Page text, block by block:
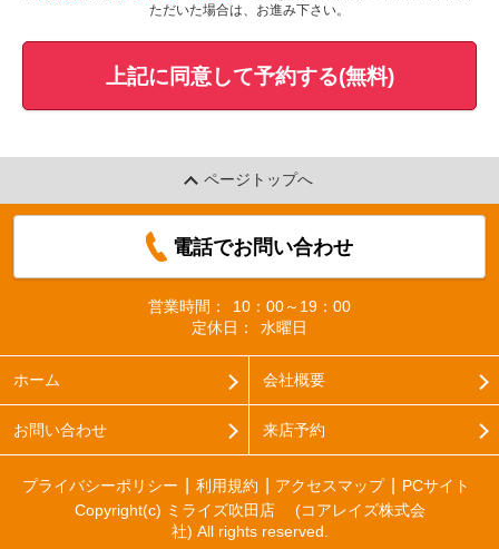
ただいた場合は、お進み下さい。
上記に同意して予約する(無料)
ページトップへ
電話でお問い合わせ
営業時間：
10：00～19：00
定休日：
水曜日
ホーム 会社概要
お問い合わせ 来店予約
プライバシーポリシー 利用規約 アクセスマップ
PCサイト
Copyright(c) ミライズ吹田店 (コアレイズ株式会
社) All rights reserved.